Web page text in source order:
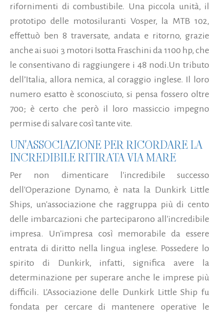
rifornimenti di combustibile. Una piccola unità, il
prototipo delle motosiluranti Vosper, la MTB 102,
effettuò ben 8 traversate, andata e ritorno, grazie
anche ai suoi 3 motori Isotta Fraschini da 1100 hp, che
le consentivano di raggiungere i 48 nodi.Un tributo
dell’Italia, allora nemica, al coraggio inglese. Il loro
numero esatto è sconosciuto, si pensa fossero oltre
700; è certo che però il loro massiccio impegno
permise di salvare così tante vite.
UN'ASSOCIAZIONE PER RICORDARE LA
INCREDIBILE RITIRATA VIA MARE
Per non dimenticare l'incredibile successo
dell'Operazione Dynamo, è nata la Dunkirk Little
Ships, un'associazione che raggruppa più di cento
delle imbarcazioni che parteciparono all'incredibile
impresa. Un'impresa così memorabile da essere
entrata di diritto nella lingua inglese. Possedere lo
spirito di Dunkirk, infatti, significa avere la
determinazione per superare anche le imprese più
difficili. L'Associazione delle Dunkirk Little Ship fu
fondata per cercare di mantenere operative le